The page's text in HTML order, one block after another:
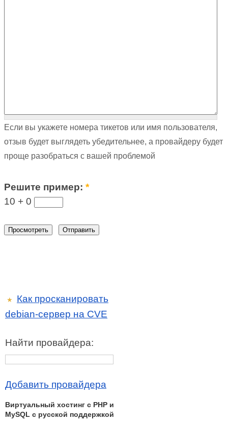
Если вы укажете номера тикетов или имя пользователя,
отзыв будет выглядеть убедительнее, а провайдеру будет
проще разобраться с вашей проблемой
Решите пример:*
10 + 0
★
Как просканировать
debian-сервер на CVE
Найти провайдера:
Добавить провайдера
Виртуальный хостинг c PHP и
MySQL с русской поддержкой